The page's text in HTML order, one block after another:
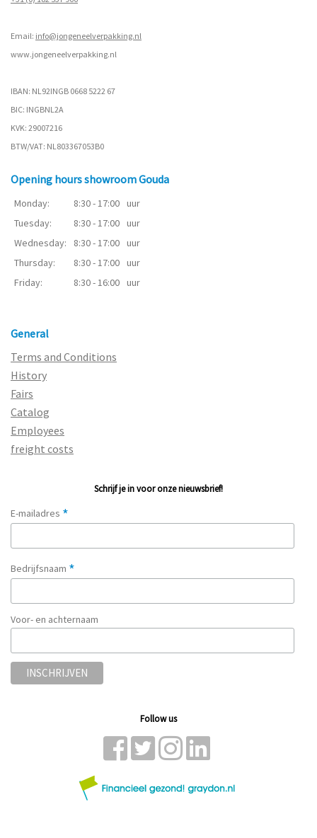
Email: info@jongeneelverpakking.nl
www.jongeneelverpakking.nl
IBAN: NL92INGB 0668 5222 67
BIC: INGBNL2A
KVK: 29007216
BTW/VAT: NL803367053B0
Opening hours showroom Gouda
Monday: 8:30 - 17:00 uur
Tuesday:
8:30 - 17:00 uur
Wednesday:
8:30 - 17:00 uur
Thursday:
8:30 - 17:00 uur
Friday:
8:30 - 16:00 uur
General
Terms and Conditions
History
Fairs
Catalog
Employees
freight costs
Schrijf je in voor onze nieuwsbrief!
E-mailadres *
Bedrijfsnaam *
Voor- en achternaam
Follow us